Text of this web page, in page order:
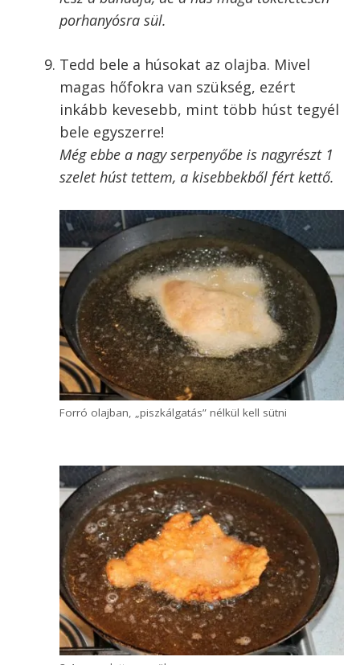
vagy olajsütőben hevíts fel olajat.
Habár menő és modern mostanában rántott
ételeket minimális zsiradékban sütni, de a
rántott húst valójában bő olajban sütjük,
attól lesz kívül ropogós, belül puha.
Legalább 4-5 cm mély legyen az olaj. A lenti
képen látható, 31 cm-es serpenyőbe 1 liter
olajat öntöttem.
Az olajnak forrónak kell lennie. Egy
darab morzsát az olajba dobva teszteld
a hőfokát. Amikor azonnal pezseg és
feljön az olaj tetejére, akkor jó.
A tökéletes rántott hús második titka,
hogy tényleg nagyon forró, 180 fokos
olajban (vagy zsírban) kell sütni. Ez adja
meg azt a sütési módot, amikor a
megfelelően vékonyra kivert húsnak ropogós
lesz a bundája, de a hús maga tökéletesen
Tedd bele a húsokat az olajba. Mivel
magas hőfokra van szükség, ezért
inkább kevesebb, mint több húst tegyél
bele egyszerre!
Még ebbe a nagy serpenyőbe is nagyrészt 1
szelet húst tettem, a kisebbekből fért kettő.